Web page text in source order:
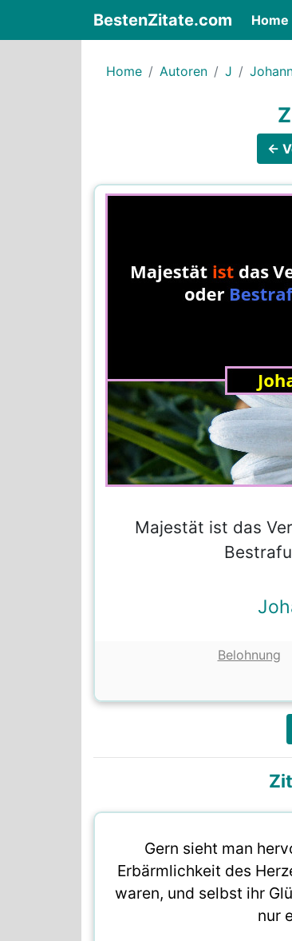
BestenZitate.com Home
Home Autoren J
←
Majestät ist das
Belohnung
Gern sieht man
Erbärmlichkeit des
waren, und selbst ihr
nur